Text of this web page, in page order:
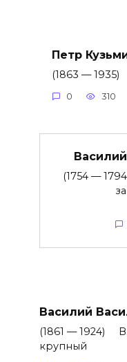
Петр
(1863 —
0 310
(1754 —
Василий
(1861 — 1924)
крупный